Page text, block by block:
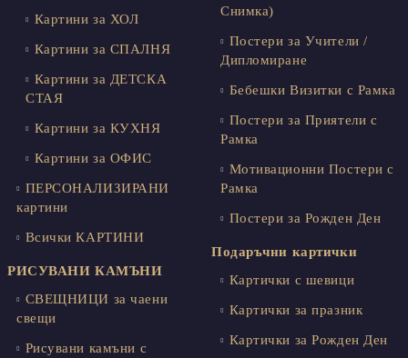
Картини за ХОЛ
Картини за СПАЛНЯ
Картини за ДЕТСКА
СТАЯ
Картини за КУХНЯ
Картини за ОФИС
ПЕРСОНАЛИЗИРАНИ
картини
Всички КАРТИНИ
РИСУВАНИ КАМЪНИ
СВЕЩНИЦИ за чаени
свещи
Рисувани камъни с
Снимка)
Постери за Учители /
Дипломиране
Бебешки Визитки с Рамка
Постери за Приятели с
Рамка
Мотивационни Постери с
Рамка
Постери за Рожден Ден
Подаръчни картички
Картички с шевици
Картички за празник
Картички за Рожден Ден